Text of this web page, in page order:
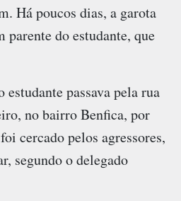
Há poucos dias, a garota
do estudante, que
passava pela rua
no bairro Benfica, por
cercado pelos agressores,
segundo o delegado